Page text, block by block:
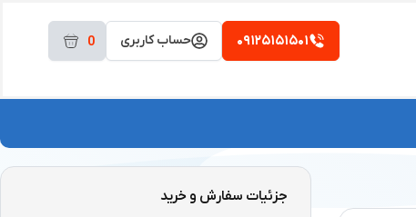
0 حساب کاربری ۰۹۱۲۵۱۵۱۵۰۱
جزئیات سفارش و خرید